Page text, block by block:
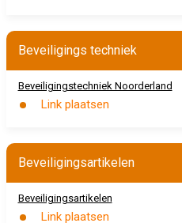
Beveiligings techniek
Beveiligingstechniek Noorderland
Link plaatsen
Beveiligingsartikelen
Beveiligingsartikelen
Link plaatsen